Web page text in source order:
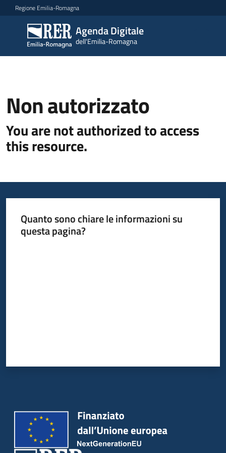
Vai al contenuto
Vai alla navigazione
Vai al footer
Regione Emilia-Romagna
Agenda Digitale
dell'Emilia-Romagna
Agenda
Digitale
dell'Emilia-
Novità
Strategia
Dati
del
territorio
Non autorizzato
You are not authorized to access
this resource.
Quanto sono chiare le informazioni su
questa pagina?